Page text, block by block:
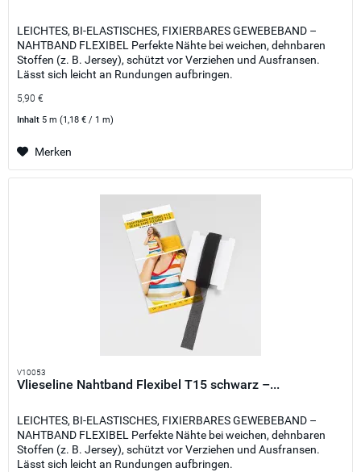
LEICHTES, BI-ELASTISCHES, FIXIERBARES GEWEBEBAND –
NAHTBAND FLEXIBEL Perfekte Nähte bei weichen, dehnbaren
Stoffen (z. B. Jersey), schützt vor Verziehen und Ausfransen.
Lässt sich leicht an Rundungen aufbringen.
5,90 €
Inhalt 5 m(1,18 € / 1 m)
Merken
V10053
Vlieseline Nahtband Flexibel T15 schwarz –...
LEICHTES, BI-ELASTISCHES, FIXIERBARES GEWEBEBAND –
NAHTBAND FLEXIBEL Perfekte Nähte bei weichen, dehnbaren
Stoffen (z. B. Jersey), schützt vor Verziehen und Ausfransen.
Lässt sich leicht an Rundungen aufbringen.